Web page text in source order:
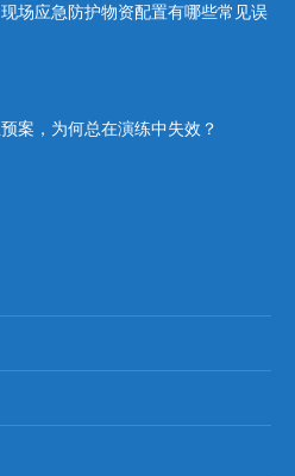
场应急防护物资配置有哪些常见误
案，为何总在演练中失效？